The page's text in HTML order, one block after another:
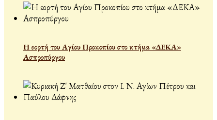
Η εορτή του Αγίου Προκοπίου στο κτήμα «ΔΕΚΑ»
Ασπροπύργου